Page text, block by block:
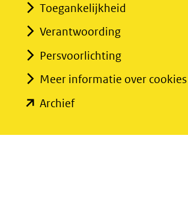
Toegankelijkheid
Verantwoording
Persvoorlichting
Meer informatie over cookies
Archief(opent